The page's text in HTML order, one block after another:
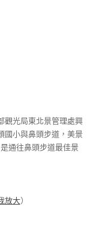
觀光局東北景管理處興
國小與鼻頭步道，美景
通往鼻頭步道最佳景
放大）